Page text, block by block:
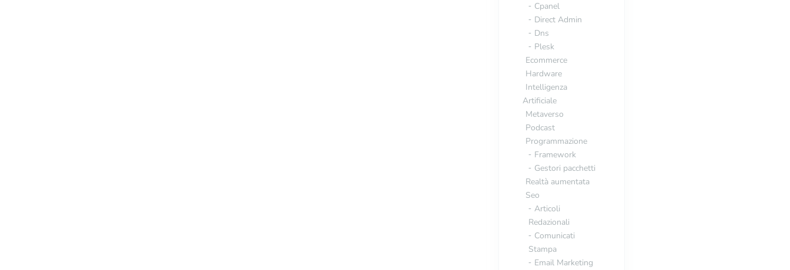
Cpanel
Direct Admin
Dns
Plesk
Ecommerce
Hardware
Intelligenza
Artificiale
Metaverso
Podcast
Programmazione
Framework
Gestori pacchetti
Realtà aumentata
Seo
Articoli
Redazionali
Comunicati
Stampa
Email Marketing